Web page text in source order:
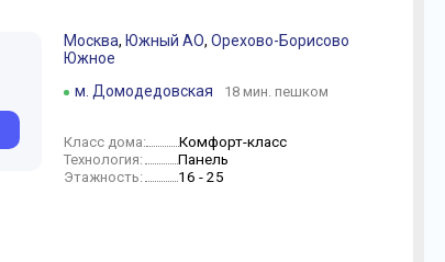
Москва, Южный АО, Орехово-Борисово
Южное
м. Домодедовская
18 мин. пешком
Класс дома: Комфорт-класс
Технология: Панель
Этажность: 16 - 25